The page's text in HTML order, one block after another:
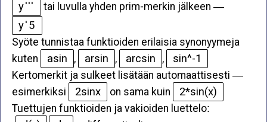
y''' tai luvulla yhden prim-merkin jälkeen —
y'5
Syöte tunnistaa funktioiden erilaisia synonyymeja
kuten
asin , arsin , arcsin , sin^-1
Kertomerkit ja sulkeet lisätään automaattisesti —
esimerkiksi
2sinx on sama kuin 2*sin(x)
Tuettujen funktioiden ja vakioiden luettelo: